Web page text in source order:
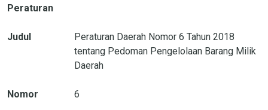
Peraturan
Judul
Peraturan Daerah Nomor 6 Tahun 2018
tentang Pedoman Pengelolaan Barang Milik
Daerah
Nomor 6